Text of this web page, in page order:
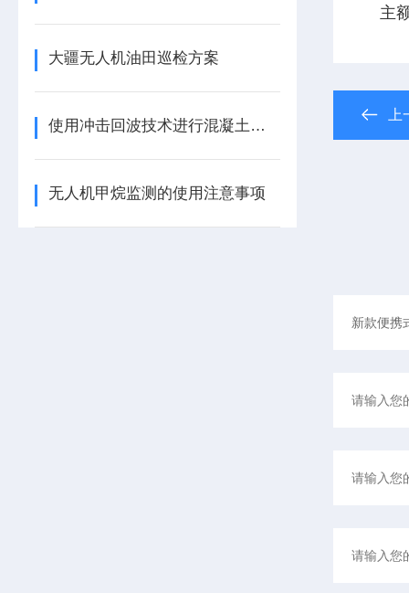
大疆无人机油田巡检方案
使用冲击回波技术进行混凝土完整性测试
无人机甲烷监测的使用注意事项
主